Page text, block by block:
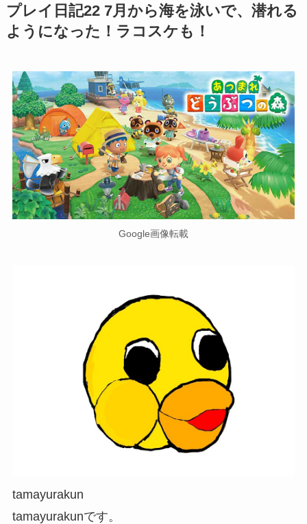
プレイ日記22 7月から海を泳いで、潜れる
ようになった！ラコスケも！
Google画像転載
tamayurakun
tamayurakunです。